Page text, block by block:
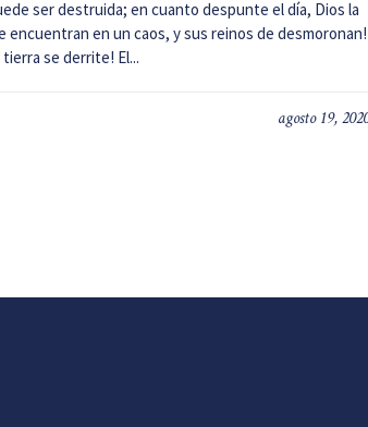
ser destruida; en cuanto despunte el día, Dios la
encuentran en un caos, y sus reinos de desmoronan!
se derrite! El...
agosto 19,